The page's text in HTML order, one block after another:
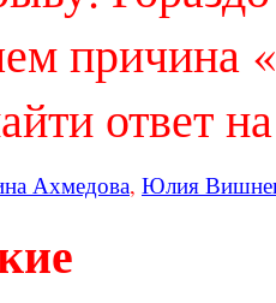
причина
ответ
Ахмедова, Юлия